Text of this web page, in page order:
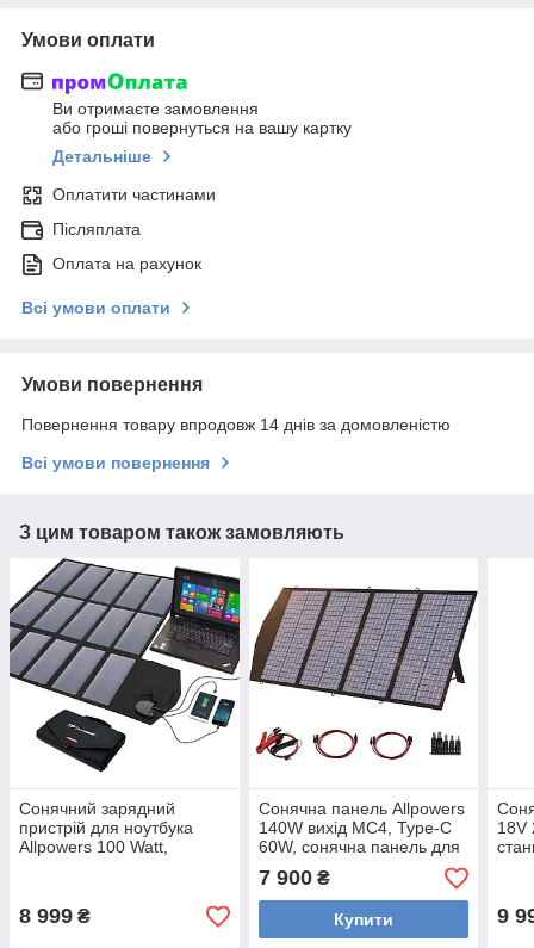
Умови оплати
Ви отримаєте замовлення
або гроші повернуться на вашу картку
Детальніше
Оплатити частинами
Післяплата
Оплата на рахунок
Всі умови оплати
Умови повернення
Повернення товару впродовж 14 днів за домовленістю
Всі умови повернення
З цим товаром також замовляють
Сонячний зарядний
пристрій для ноутбука
Allpowers 100 Watt,
8 999 ₴
Сонячна панель Allpowers
140W вихід MC4, Type-C
60W, сонячна панель для
зарядних станцій Ecoflow,
Bluetti
7 900₴
Купити
18V
9